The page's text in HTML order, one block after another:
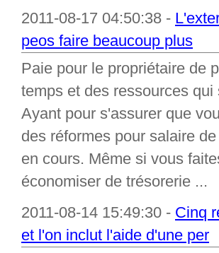
2011-08-17 04:50:38 -
peos faire beaucoup plus
Paie pour le propriétaire de
temps et des ressources
Ayant pour s'assurer que
des réformes pour salaire
en cours. Même si vous
économiser de trésorerie ...
2011-08-14 15:49:30 - Cinq
et l'on inclut l'aide d'une per